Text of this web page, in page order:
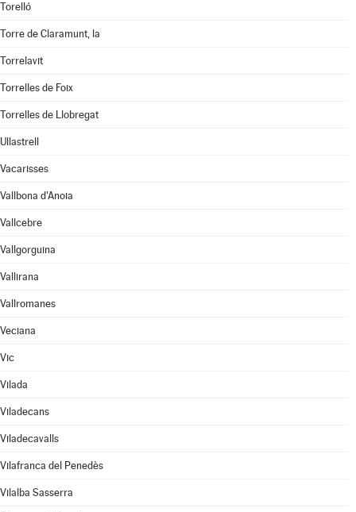
Torelló
Torre de Claramunt, la
Torrelavit
Torrelles de Foix
Torrelles de Llobregat
Ullastrell
Vacarisses
Vallbona d'Anoia
Vallcebre
Vallgorguina
Vallirana
Vallromanes
Veciana
Vic
Vilada
Viladecans
Viladecavalls
Vilafranca del Penedès
Vilalba Sasserra